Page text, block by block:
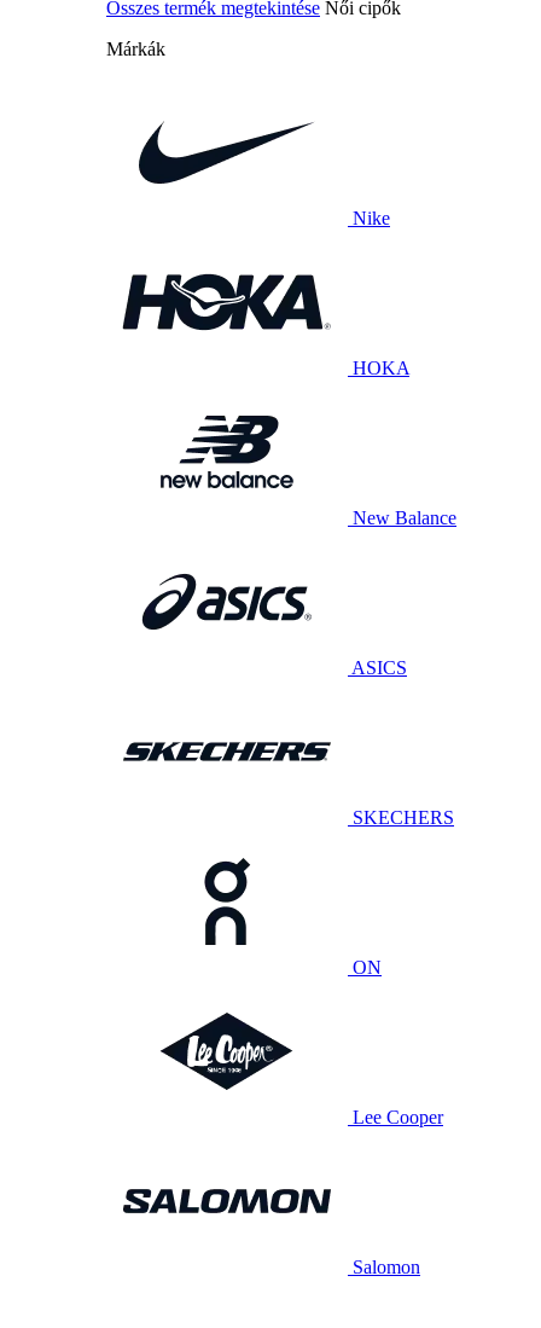
Összes termék megtekintése Női cipők
Márkák
Nike
HOKA
New Balance
ASICS
SKECHERS
ON
Lee Cooper
Salomon